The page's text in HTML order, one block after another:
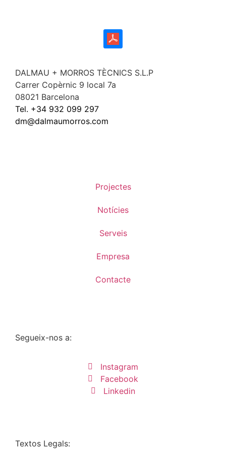
DALMAU + MORROS TÈCNICS S.L.P
Carrer Copèrnic 9 local 7a
08021 Barcelona
Tel. +34 932 099 297
dm@dalmaumorros.com
Projectes
Notícies
Serveis
Empresa
Contacte
Segueix-nos a:
Instagram
Facebook
Linkedin
Textos Legals: